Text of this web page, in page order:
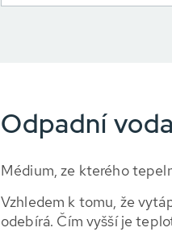
Odpadní
Médium, ze kterého
Vzhledem k tomu, že
odebírá. Čím vyšší je